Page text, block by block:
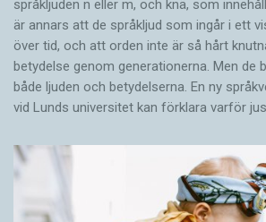
språkljuden n eller m, och knä, som
är annars att de språkljud som ingår i ett
över tid, och att orden inte är så hårt
betydelse genom generationerna. Men de
både ljuden och betydelserna. En ny
vid Lunds universitet kan förklara varför